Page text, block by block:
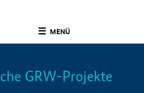
MENÜ
Info
GRW-Projekte